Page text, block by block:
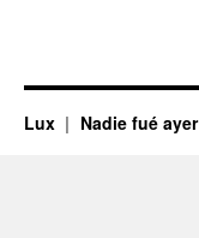
Lux Nadie fué ayer